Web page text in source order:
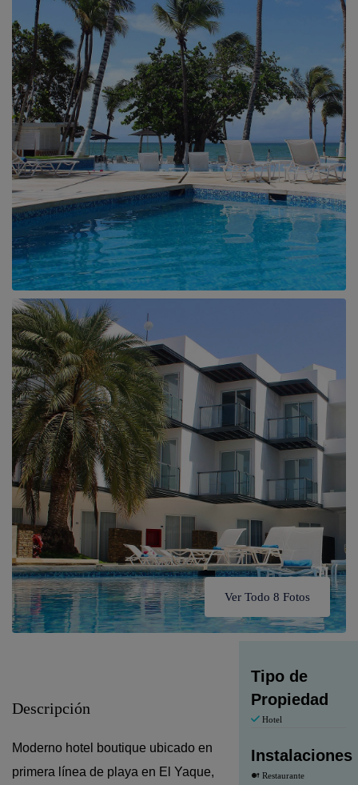
Ver Todo 8 Fotos
Descripción
Moderno hotel boutique ubicado en
primera línea de playa en El Yaque,
Tipo de
Propiedad
Hotel
Instalaciones
Restaurante